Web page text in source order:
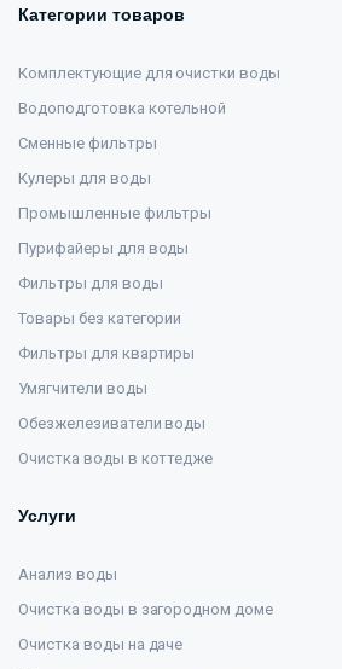
Категории товаров
Комплектующие для очистки воды
Водоподготовка котельной
Сменные фильтры
Кулеры для воды
Промышленные фильтры
Пурифайеры для воды
Фильтры для воды
Товары без категории
Фильтры для квартиры
Умягчители воды
Обезжелезиватели воды
Очистка воды в коттедже
Услуги
Анализ воды
Очистка воды в загородном доме
Очистка воды на даче